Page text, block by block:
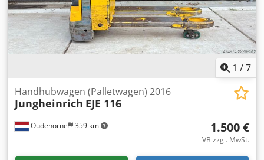
1 /7
Oudehorne 359 km
Handhubwagen (Palletwagen) 2016
Jungheinrich EJE 116
1.500 €
VB zzgl. MwSt.